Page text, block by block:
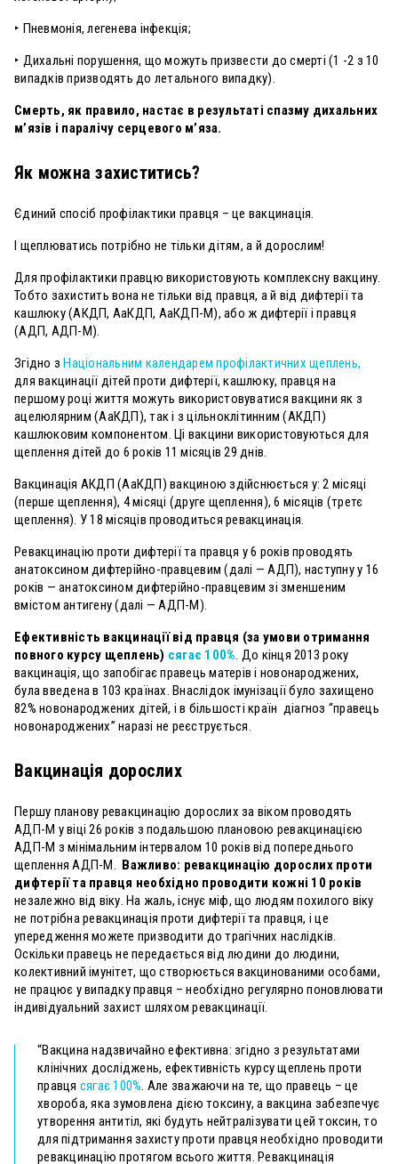
‣ Пневмонія, легенева інфекція;
‣ Дихальні порушення, що можуть призвести до смерті (1 -2 з 10
випадків призводять до летального випадку).
Смерть, як правило, настає в результаті спазму дихальних
м’язів і паралічу серцевого м’яза.
Як можна захиститись?
Єдиний спосіб профілактики правця – це вакцинація.
І щеплюватись потрібно не тільки дітям, а й дорослим!
Для профілактики правцю використовують комплексну вакцину.
Тобто захистить вона не тільки від правця, а й від дифтерії та
кашлюку (АКДП, АаКДП, АаКДП-М), або ж дифтерії і правця
(АДП, АДП-М).
Згідно зНаціональним календарем профілактичних щеплень,
для вакцинації дітей проти дифтерії, кашлюку, правця на
першому році життя можуть використовуватися вакцини як з
ацелюлярним (АаКДП), так і з цільноклітинним (АКДП)
кашлюковим компонентом. Ці вакцини використовуються для
щеплення дітей до 6 років 11 місяців 29 днів.
Вакцинація АКДП (АаКДП) вакциною здійснюється у: 2 місяці
(перше щеплення), 4 місяці (друге щеплення), 6 місяців (третє
щеплення). У 18 місяців проводиться ревакцинація.
Ревакцинацію проти дифтерії та правця у 6 років проводять
анатоксином дифтерійно-правцевим (далі — АДП), наступну у 16
років — анатоксином дифтерійно-правцевим зі зменшеним
вмістом антигену (далі — АДП-М).
Ефективність вакцинації від правця (за умови отримання
повного курсу щеплень) сягає 100%. До кінця 2013 року
вакцинація, що запобігає правець матерів і новонароджених,
була введена в 103 країнах. Внаслідок імунізації було захищено
82% новонароджених дітей, і в більшості країн діагноз “правець
новонароджених” наразі не реєструється.
Вакцинація дорослих
Першу планову ревакцинацію дорослих за віком проводять
АДП-М у віці 26 років з подальшою плановою ревакцинацією
АДП-М з мінімальним інтервалом 10 років від попереднього
щеплення АДП-М. Важливо: ревакцинацію дорослих проти
дифтерії та правця необхідно проводити кожні 10 років
незалежно від віку. На жаль, існує міф, що людям похилого віку
не потрібна ревакцинація проти дифтерії та правця, і це
упередження можете призводити до трагічних наслідків.
Оскільки правець не передається від людини до людини,
колективний імунітет, що створюється вакцинованими особами,
не працює у випадку правця – необхідно регулярно поновлювати
індивідуальний захист шляхом ревакцинації.
“Вакцина надзвичайно ефективна: згідно з результатами
клінічних досліджень, ефективність курсу щеплень проти
правця сягає 100%. Але зважаючи на те, що правець – це
хвороба, яка зумовлена дією токсину, а вакцина забезпечує
утворення антитіл, які будуть нейтралізувати цей токсин, то
для підтримання захисту проти правця необхідно проводити
ревакцинацію протягом всього життя. Ревакцинація